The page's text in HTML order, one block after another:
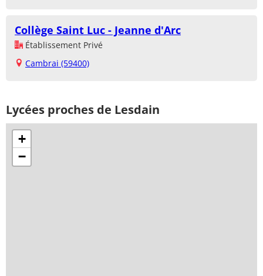
Collège Saint Luc - Jeanne d'Arc
Établissement Privé
Cambrai (59400)
Lycées proches de Lesdain
+
−